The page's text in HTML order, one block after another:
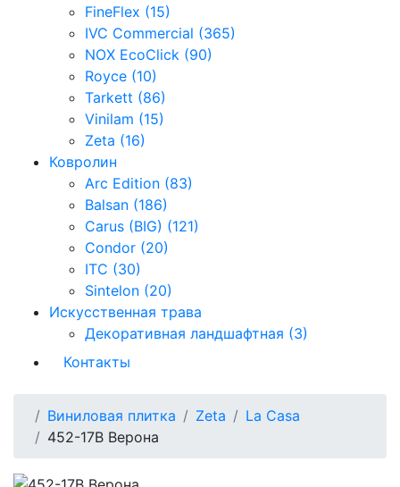
FineFlex (15)
IVC Commercial (365)
NOX EcoClick (90)
Royce (10)
Tarkett (86)
Vinilam (15)
Zeta (16)
Ковролин
Arc Edition (83)
Balsan (186)
Carus (BIG) (121)
Condor (20)
ITC (30)
Sintelon (20)
Искусственная трава
Декоративная ландшафтная (3)
Контакты
Виниловая плитка Zeta
La Casa
452-17B Верона